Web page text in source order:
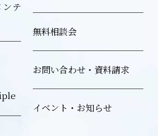
テ
無料相談会
お問い合わせ・資料請求
イベント・お知らせ